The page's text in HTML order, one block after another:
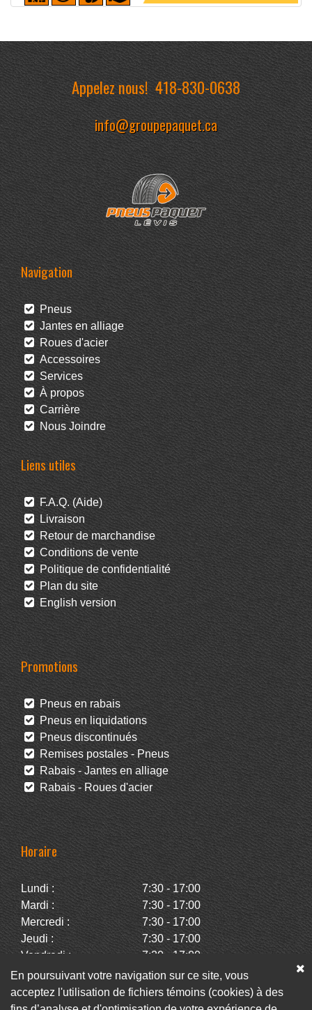
Appelez nous!418-830-0638
info@groupepaquet.ca
Navigation
Pneus
Jantes en alliage
Roues d'acier
Accessoires
Services
À propos
Carrière
Nous Joindre
Liens utiles
F.A.Q. (Aide)
Livraison
Retour de marchandise
Conditions de vente
Politique de confidentialité
Plan du site
English version
Promotions
Pneus en rabais
Pneus en liquidations
Pneus discontinués
Remises postales - Pneus
Rabais - Jantes en alliage
Rabais - Roues d'acier
Horaire
Lundi :
7:30 - 17:00
Mardi :
7:30 - 17:00
Mercredi :
7:30 - 17:00
Jeudi :
7:30 - 17:00
Vendredi :
7:30 - 17:00
Samedi :
Fermé
Dimanche :
Fermé
En poursuivant votre navigation sur ce site, vous
acceptez l'utilisation de fichiers témoins (cookies) à des